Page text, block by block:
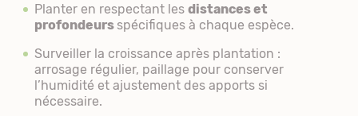
Planter en respectant les distances et
profondeurs spécifiques à chaque espèce.
Surveiller la croissance après plantation :
arrosage régulier, paillage pour conserver
l’humidité et ajustement des apports si
nécessaire.